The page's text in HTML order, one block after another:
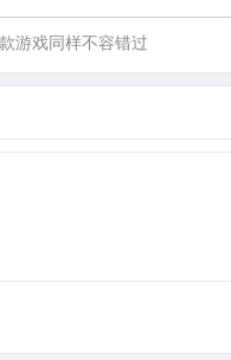
游戏同样不容错过